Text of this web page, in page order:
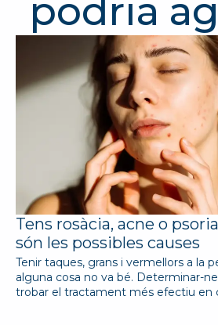
podria
Tens rosàcia, acne o
són les possibles causes
Tenir taques, grans i vermellors a la
alguna cosa no va bé. Determinar-
trobar el tractament més efectiu en